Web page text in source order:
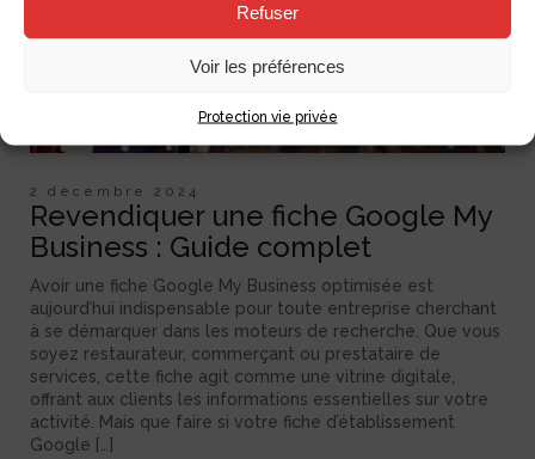
Refuser
Voir les préférences
Protection vie privée
2 décembre 2024
Revendiquer une fiche Google My
Business : Guide complet
Avoir une fiche Google My Business optimisée est
aujourd’hui indispensable pour toute entreprise cherchant
à se démarquer dans les moteurs de recherche. Que vous
soyez restaurateur, commerçant ou prestataire de
services, cette fiche agit comme une vitrine digitale,
offrant aux clients les informations essentielles sur votre
activité. Mais que faire si votre fiche d’établissement
Google […]